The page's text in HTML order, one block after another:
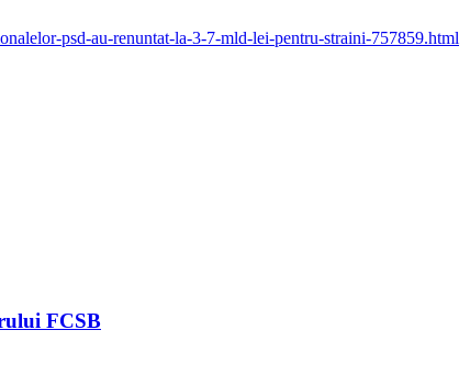
psd-au-renuntat-la-3-7-mld-lei-pentru-straini-757859.html
FCSB